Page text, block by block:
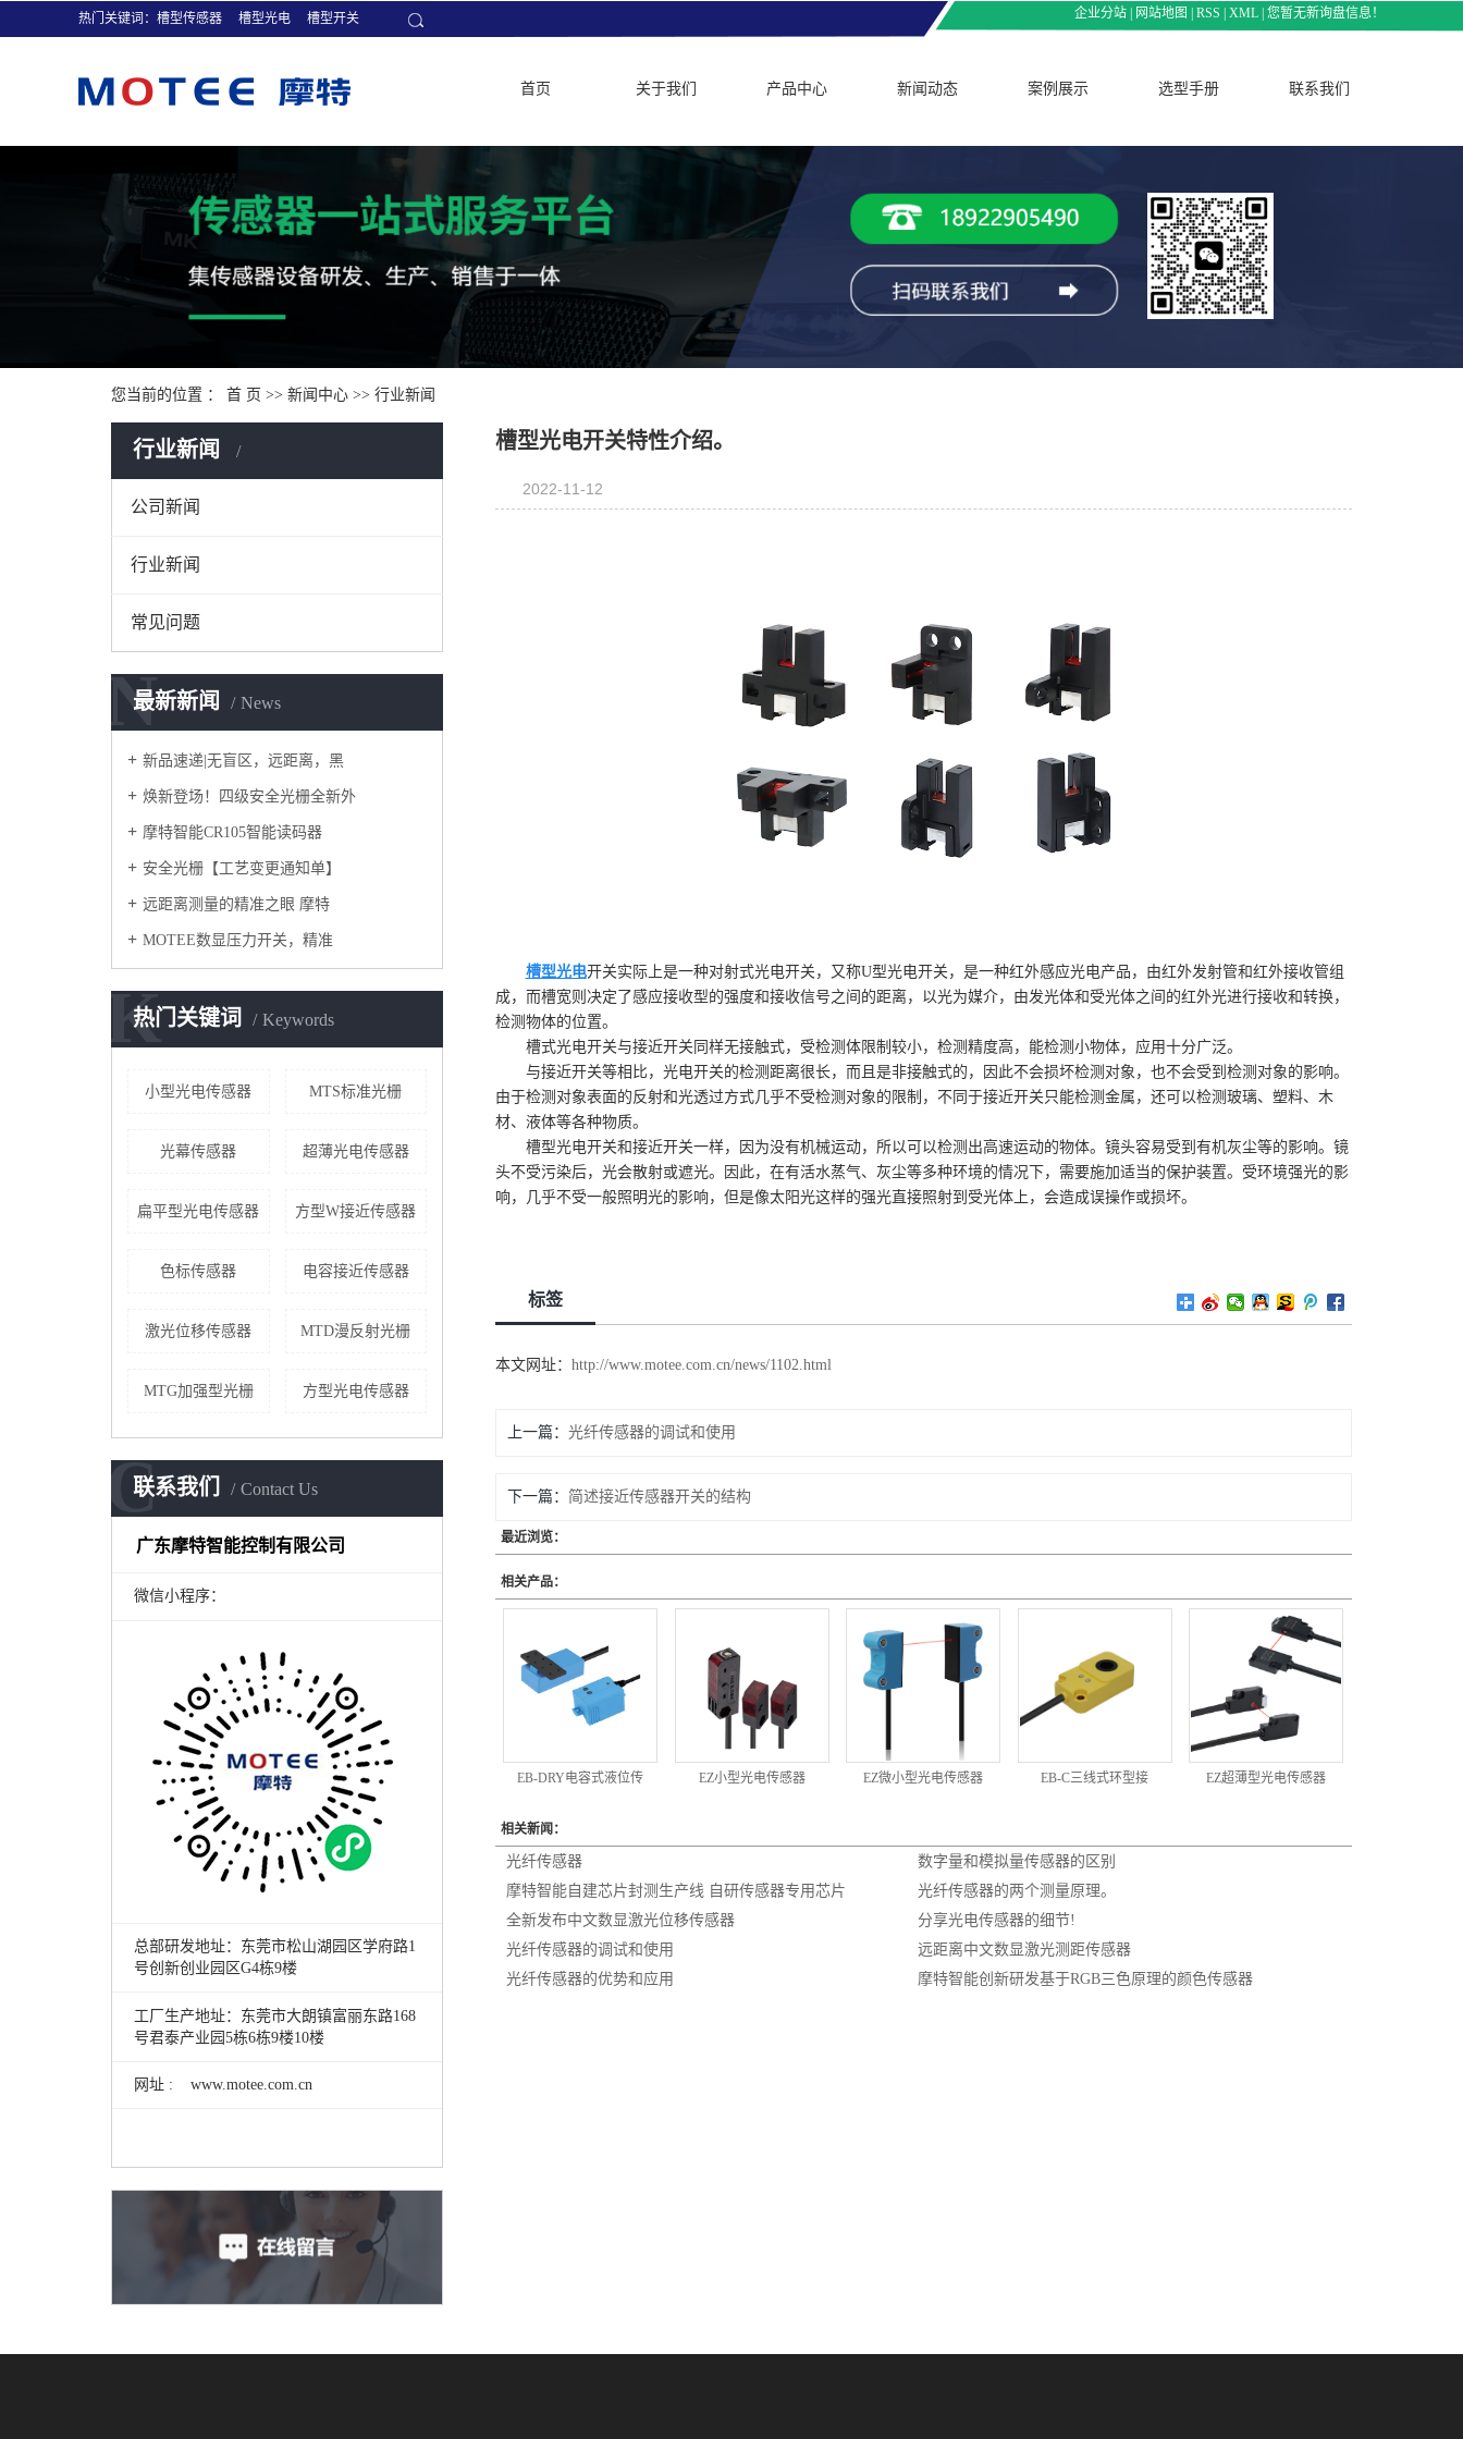
热门关键词： 槽型传感器 槽型光电 槽型开关 企业分站 网站地图 RSS XML 您暂无新询盘信息！
首页 关于我们 产品中心 新闻动态 案例展示 选型手册 联系我们
您当前的位置 ： 首 页 >> 新闻中心 >> 行业新闻
行业新闻
公司新闻
行业新闻
常见问题
最新新闻 News
N
新品速递|无盲区，远距离，黑
焕新登场！四级安全光栅全新外
摩特智能CR105智能读码器
安全光栅【工艺变更通知单】
远距离测量的精准之眼 摩特
MOTEE数显压力开关，精准
热门关键词 Keywords
K
小型光电传感器 MTS标准光栅
光幕传感器 超薄光电传感器
扁平型光电传感器 方型W接近传感器
色标传感器 电容接近传感器
激光位移传感器 MTD漫反射光栅
MTG加强型光栅 方型光电传感器
联系我们 Contact Us
C
广东摩特智能控制有限公司
微信小程序：
总部研发地址：东莞市松山湖园区学府路1
号创新创业园区G4栋9楼
工厂生产地址：东莞市大朗镇富丽东路168
号君泰产业园5栋6栋9楼10楼
网址 : www.motee.com.cn
槽型光电开关特性介绍。
2022-11-12
槽型光电开关实际上是一种对射式光电开关，又称U型光电开关，是一种红外感应光电产品，由红外发射管和红外接收管组
成，而槽宽则决定了感应接收型的强度和接收信号之间的距离，以光为媒介，由发光体和受光体之间的红外光进行接收和转换，
检测物体的位置。
槽式光电开关与接近开关同样无接触式，受检测体限制较小，检测精度高，能检测小物体，应用十分广泛。
与接近开关等相比，光电开关的检测距离很长，而且是非接触式的，因此不会损坏检测对象，也不会受到检测对象的影响。
由于检测对象表面的反射和光透过方式几乎不受检测对象的限制，不同于接近开关只能检测金属，还可以检测玻璃、塑料、木
材、液体等各种物质。
槽型光电开关和接近开关一样，因为没有机械运动，所以可以检测出高速运动的物体。镜头容易受到有机灰尘等的影响。镜
头不受污染后，光会散射或遮光。因此，在有活水蒸气、灰尘等多种环境的情况下，需要施加适当的保护装置。受环境强光的影
响，几乎不受一般照明光的影响，但是像太阳光这样的强光直接照射到受光体上，会造成误操作或损坏。
标签
本文网址： http://www.motee.com.cn/news/1102.html
上一篇： 光纤传感器的调试和使用
下一篇： 简述接近传感器开关的结构
最近浏览：
相关产品：
EB-DRY电容式液位传 EZ小型光电传感器 EZ微小型光电传感器 EB-C三线式环型接 EZ超薄型光电传感器
相关新闻：
光纤传感器
数字量和模拟量传感器的区别
摩特智能自建芯片封测生产线 自研传感器专用芯片
光纤传感器的两个测量原理。
全新发布中文数显激光位移传感器
分享光电传感器的细节!
光纤传感器的调试和使用
远距离中文数显激光测距传感器
光纤传感器的优势和应用
摩特智能创新研发基于RGB三色原理的颜色传感器